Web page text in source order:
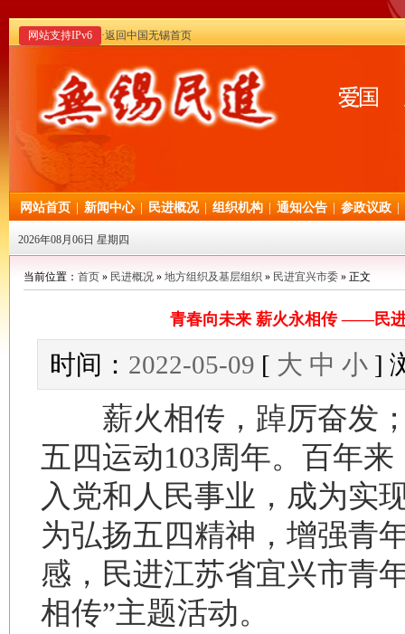
网站支持IPv6 ·返回中国无锡首页
网站首页 新闻中心 民进概况 组织机构 通知公告 参政议政
2026年08月06日 星期四
当前位置： 首页 » 民进概况 » 地方组织及基层组织 » 民进宜兴市委 » 正文
青春向未来 薪火永相传 ——民
时间： 2022-05-09 [ 大 中 小 ]
薪火相传，踔厉奋发；
五四运动103周年。百年
入党和人民事业，成为实
为弘扬五四精神，增强青
感，民进江苏省宜兴市青
相传”主题活动。